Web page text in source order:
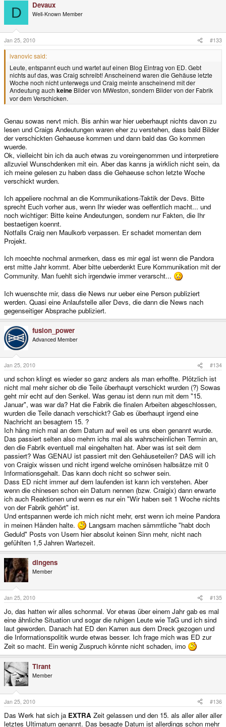
D Devaux
Well-Known Member
Jan 25, 2010 #133
ivanovic said:
Leute, entspannt euch und wartet auf einen Blog Eintrag von ED. Gebt
nichts auf das, was Craig schreibt! Anscheinend waren die Gehäuse letzte
Woche noch nicht unterwegs und Craig meinte anscheinend mit der
Andeutung auch keine Bilder von MWeston, sondern Bilder von der Fabrik
vor dem Verschicken.
Genau sowas nervt mich. Bis anhin war hier ueberhaupt nichts davon zu
lesen und Craigs Andeutungen waren eher zu verstehen, dass bald Bilder
der verschickten Gehaeuse kommen und dann bald das Go kommen
wuerde.
Ok, vielleicht bin ich da auch etwas zu voreingenommen und interpretiere
allzuviel Wunschdenken mit ein. Aber das kanns ja wirklich nicht sein, da
ich meine gelesen zu haben dass die Gehaeuse schon letzte Woche
verschickt wurden.
Ich appeliere nochmal an die Kommunikations-Taktik der Devs. Bitte
sprecht Euch vorher aus, wenn Ihr wieder was oeffentlich macht... und
noch wichtiger: Bitte keine Andeutungen, sondern nur Fakten, die Ihr
bestaetigen koennt.
Notfalls Craig nen Maulkorb verpassen. Er schadet momentan dem
Projekt.
Ich moechte nochmal anmerken, dass es mir egal ist wenn die Pandora
erst mitte Jahr kommt. Aber bitte ueberdenkt Eure Kommunikation mit der
Community. Man fuehlt sich irgendwie immer verarscht...
Ich wuenschte mir, dass die News nur ueber eine Person publiziert
werden. Quasi eine Anlaufstelle aller Devs, die dann die News nach
gegenseitiger Absprache publiziert.
fusion_power
Advanced Member
Jan 25, 2010 #134
und schon klingt es wieder so ganz anders als man erhoffte. Plötzlich ist
nicht mal mehr sicher ob die Teile überhaupt verschickt wurden (?) Sowas
geht mir echt auf den Senkel. Was genau ist denn nun mit dem "15.
Januar", was war da? Hat die Fabrik die finalen Arbeiten abgeschlossen,
wurden die Teile danach verschickt? Gab es überhaupt irgend eine
Nachricht an besagtem 15. ?
Ich häng mich mal an dem Datum auf weil es uns eben genannt wurde.
Das passiert selten also mehm ichs mal als wahrscheinlichen Termin an,
den die Fabrik eventuell mal eingehalten hat. Aber was ist seit dem
passiert? Was GENAU ist passiert mit den Gehäuseteilen? DAS will ich
von Craigix wissen und nicht irgend welche ominösen halbsätze mit 0
Informationsgehalt. Das kann doch nicht so schwer sein.
Dass ED nicht immer auf dem laufenden ist kann ich verstehen. Aber
wenn die chinesen schon ein Datum nennen (bzw. Craigix) dann erwarte
ich auch Reaktionen und wenn es nur ein "Wir haben seit 1 Woche nichts
von der Fabrik gehört" ist.
Und entspannen werde ich mich nicht mehr, erst wenn ich meine Pandora
in meinen Händen halte.
Langsam machen sämmtliche "habt doch
Geduld" Posts von Usern hier absolut keinen Sinn mehr, nicht nach
gefühlten 1,5 Jahren Wartezeit.
dingens
Member
Jan 25, 2010 #135
Jo, das hatten wir alles schonmal. Vor etwas über einem Jahr gab es mal
eine ähnliche Situation und sogar die ruhigen Leute wie TaG und ich sind
laut geworden. Danach hat ED den Karren aus dem Dreck gezogen und
die Informationspolitik wurde etwas besser. Ich frage mich was ED zur
Zeit so macht. Ein wenig Zuspruch könnte nicht schaden, imo
Tirant
Member
Jan 25, 2010 #136
Das Werk hat sich ja EXTRA Zeit gelassen und den 15. als aller aller aller
letztes Ultimatum genannt. Das besagte Datum ist allerdings schon mehr